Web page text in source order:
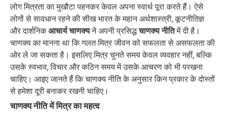
लोग मित्रता का मुखौटा पहनकर केवल अपना स्वार्थ पूरा करते हैं। ऐसे
लोगों से सावधान रहने की सीख भारत के महान अर्थशास्त्री, कूटनीतिज्ञ
और दार्शनिकआचार्य चाणक्यने अपनी प्रसिद्धचाणक्य नीतिमें दी है।
चाणक्य का मानना था कि गलत मित्र जीवन को सफलता से असफलता की
ओर ले जा सकता है। इसलिए मित्र चुनते समय केवल व्यवहार नहीं, बल्कि
उसके स्वभाव, विचार और कठिन समय में उसके आचरण को भी परखना
चाहिए। आइए जानते हैं कि चाणक्य नीति के अनुसार किन प्रकार के दोस्तों
से हमेशा दूरी बनाकर रखनी चाहिए।
चाणक्य नीति में मित्र का महत्व